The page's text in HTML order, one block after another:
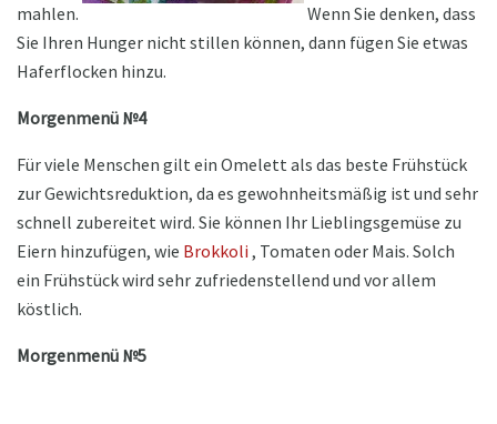
mahlen.
Wenn Sie denken, dass
Sie Ihren Hunger nicht stillen können, dann fügen Sie etwas
Haferflocken hinzu.
Morgenmenü №4
Für viele Menschen gilt ein Omelett als das beste Frühstück
zur Gewichtsreduktion, da es gewohnheitsmäßig ist und sehr
schnell zubereitet wird. Sie können Ihr Lieblingsgemüse zu
Eiern hinzufügen, wie Brokkoli , Tomaten oder Mais. Solch
ein Frühstück wird sehr zufriedenstellend und vor allem
köstlich.
Morgenmenü №5